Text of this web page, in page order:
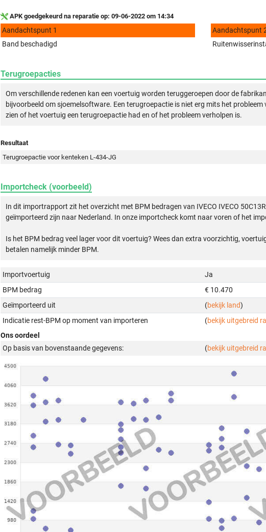
APK goedgekeurd na reparatie op: 09-06-2022 om 14:34
Aandachtspunt 1
Band beschadigd
Aandachtspunt
Terugroepacties
Om verschillende redenen kan een voertuig worden teruggeroepen door de
bijvoorbeeld om sjoemelsoftware. Een terugroepactie is niet erg mits het
zien of het voertuig een terugroepactie had en of het probleem verholpen is.
Resultaat
Terugroepactie voor kenteken L-434-JG
Importcheck (voorbeeld)
In dit importrapport zit het overzicht met BPM bedragen van IVECO IVECO
geïmporteerd zijn naar Nederland. In onze importcheck komt naar voren of het
Is het BPM bedrag veel lager voor dit voertuig? Wees dan extra voorzichtig,
betalen namelijk minder BPM.
Importvoertuig
Ja
BPM bedrag
€ 10.470
Geïmporteerd uit
(bekijk land)
Indicatie rest-BPM op moment van importeren
(bekijk uitgebreid
Ons oordeel
Op basis van bovenstaande gegevens:
(bekijk uitgebreid